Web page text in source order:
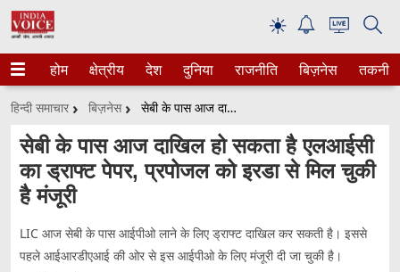
☀
होम क्षेत्रीय देश दुनिया राजनीति बिज़नेस तकनीक
हिन्दी समाचार बिज़नेस सेबी के पास आज दाखिल हो सकता है एलआईसी का ड्राफ्ट पेपर, प्रपोजल को इरडा से मिल चुकी है मंजूरी
सेबी के पास आज दाखिल हो सकता है एलआईसी
का ड्राफ्ट पेपर, प्रपोजल को इरडा से मिल चुकी
है मंजूरी
LIC आज सेबी के पास आईपीओ लाने के लिए ड्राफ्ट दाखिल कर सकती है। इससे
पहले आईआरडीएआई की ओर से इस आईपीओ के लिए मंजूरी दी जा चुकी है।